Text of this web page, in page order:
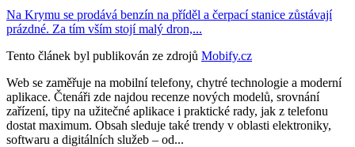
Na Krymu se prodává benzín na příděl a čerpací stanice zůstávají
prázdné. Za tím vším stojí malý dron,...
Tento článek byl publikován ze zdrojů Mobify.cz
Web se zaměřuje na mobilní telefony, chytré technologie a moderní
aplikace. Čtenáři zde najdou recenze nových modelů, srovnání
zařízení, tipy na užitečné aplikace i praktické rady, jak z telefonu
dostat maximum. Obsah sleduje také trendy v oblasti elektroniky,
softwaru a digitálních služeb – od...